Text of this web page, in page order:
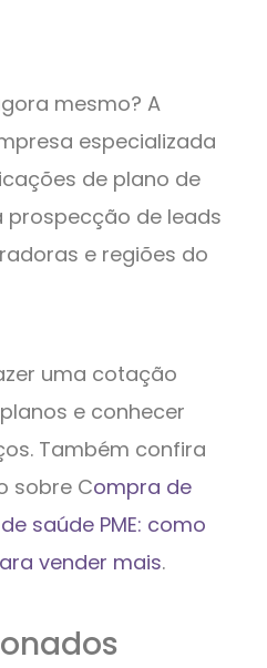
mesmo? A
especializada
de plano de
prospecção de leads
e regiões do
uma cotação
e conhecer
Também confira
sobre Compra de
saúde PME: como
vender mais.